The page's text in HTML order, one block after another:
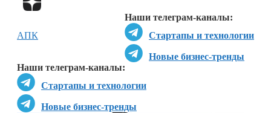
Наши телеграм-каналы:
Стартапы и технологии
Новые бизнес-тренды
Наши телеграм-каналы:
Стартапы и технологии
Новые бизнес-тренды
АПК